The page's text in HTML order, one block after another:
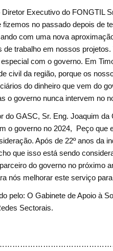
Executivo do FONGTIL
fizemos no passado depois de
com uma nova
trabalho em nossos
com o governo. Em
civil da região, porque os
do dinheiro que vem do
o governo nunca intervem no
do GASC, Sr. Eng. Joaquim
o governo no 2024, Peço
Após de 22º anos da
que isso está sendo
do governo no próximo
nós melhorar este serviço para
pelo: O Gabinete de Apoio à
Sectorais.